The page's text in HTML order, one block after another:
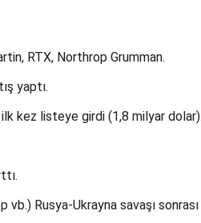
RTX, Northrop Grumman.
yaptı.
kez listeye girdi (1,8 milyar dolar).
Rusya-Ukrayna savaşı sonrası